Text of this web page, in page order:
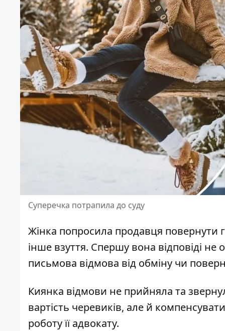
Суперечка потрапила до суду
Жінка попросила продавця повернути
інше взуття. Спершу вона відповіді
письмова відмова від обміну чи
Киянка відмови не прийняла та
вартість черевиків, але й
роботу її адвокату.